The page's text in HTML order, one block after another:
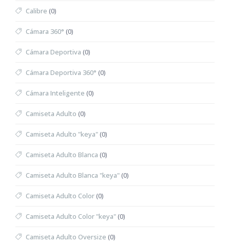
Calibre (0)
Cámara 360° (0)
Cámara Deportiva (0)
Cámara Deportiva 360° (0)
Cámara Inteligente (0)
Camiseta Adulto (0)
Camiseta Adulto "keya"(0)
Camiseta Adulto Blanca (0)
Camiseta Adulto Blanca "keya"(0)
Camiseta Adulto Color(0)
Camiseta Adulto Color "keya"(0)
Camiseta Adulto Oversize (0)